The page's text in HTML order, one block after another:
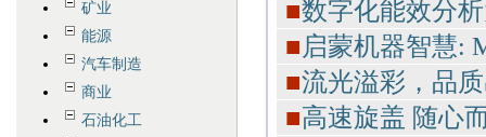
矿业
能源
汽车制造
商业
石油化工
■数字化能效分
■ 启蒙机器智慧:
■流光溢彩，品
■高速旋盖 随心